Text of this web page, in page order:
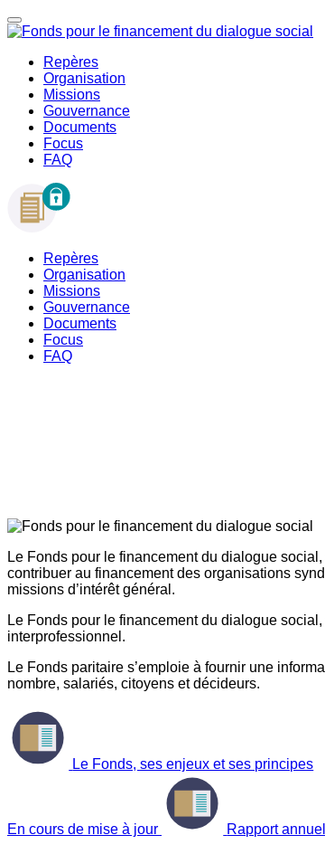
Repères
Organisation
Missions
Gouvernance
Documents
Focus
FAQ
Repères
Organisation
Missions
Gouvernance
Documents
Focus
FAQ
Le Fonds pour le financement du dialogue
contribuer au financement des organisations
missions d’intérêt général.
Le Fonds pour le financement du dialogue
interprofessionnel.
Le Fonds paritaire s’emploie à fournir une
nombre, salariés, citoyens et décideurs.
Le Fonds, ses enjeux et ses principes
En cours de mise à jour Rapport